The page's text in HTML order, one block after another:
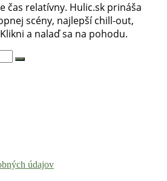
čas relatívny. Hulic.sk prináša
scény, najlepší chill-out,
a nalaď sa na pohodu.
údajov